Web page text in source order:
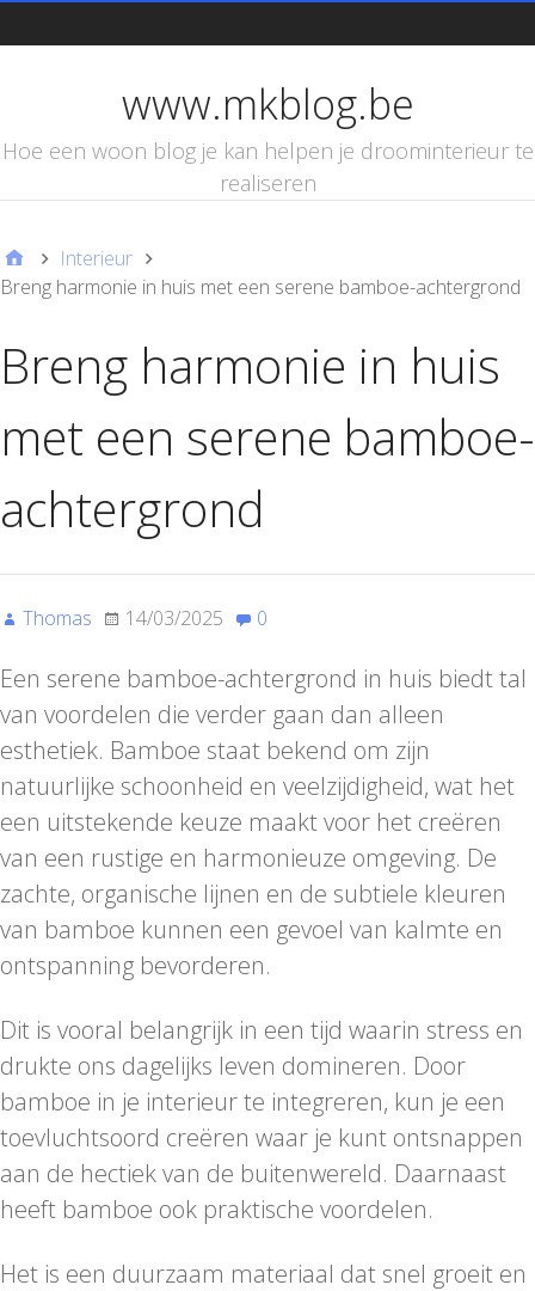
www.mkblog.be
Hoe een woon blog je kan helpen je droominterieur te
realiseren
Interieur
Breng harmonie in huis met een serene bamboe-achtergrond
Breng harmonie in huis
met een serene bamboe-
achtergrond
Thomas 14/03/2025 0
Een serene bamboe-achtergrond in huis biedt tal
van voordelen die verder gaan dan alleen
esthetiek. Bamboe staat bekend om zijn
natuurlijke schoonheid en veelzijdigheid, wat het
een uitstekende keuze maakt voor het creëren
van een rustige en harmonieuze omgeving. De
zachte, organische lijnen en de subtiele kleuren
van bamboe kunnen een gevoel van kalmte en
ontspanning bevorderen.
Dit is vooral belangrijk in een tijd waarin stress en
drukte ons dagelijks leven domineren. Door
bamboe in je interieur te integreren, kun je een
toevluchtsoord creëren waar je kunt ontsnappen
aan de hectiek van de buitenwereld. Daarnaast
heeft bamboe ook praktische voordelen.
Het is een duurzaam materiaal dat snel groeit en